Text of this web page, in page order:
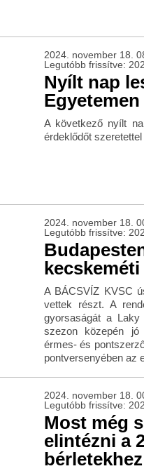
2024. november 18.
Legutóbb frissítve:
Nyílt nap
Egyetemen
A következő nyílt
érdeklődőt
2024. november 18.
Legutóbb frissítve:
A BÁCSVÍZ KVSC
vettek részt. A
gyorsaságát a
szezon közepén jó
érmes- és
pontversenyében az
2024. november 18.
Legutóbb frissítve:
Most még
elintézni a